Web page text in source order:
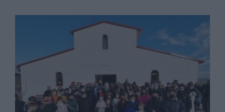
c
b
o
k
st
d
o
n
ai
l
ρ
α
σ
τε
ίτ
ε